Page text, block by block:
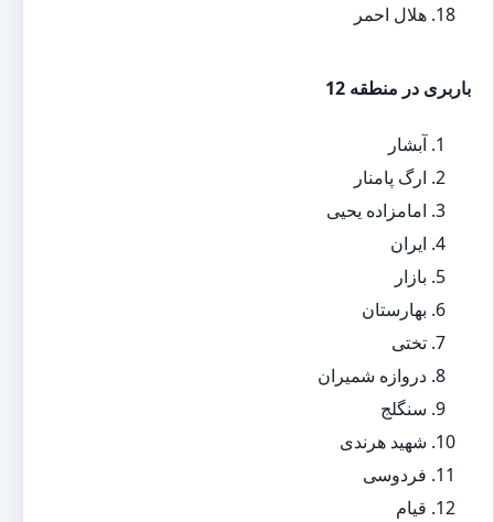
هلال احمر
باربری در منطقه 12
آبشار
ارگ پامنار
امامزاده یحیی
ایران
بازار
بهارستان
تختی
دروازه شمیران
سنگلج
شهید هرندی
فردوسی
قیام